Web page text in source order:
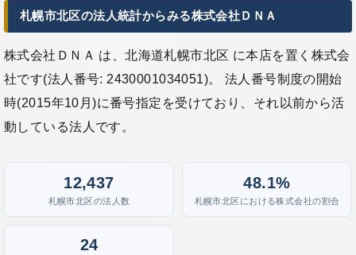
札幌市北区の法人統計からみる株式会社ＤＮＡ
株式会社ＤＮＡ は、北海道札幌市北区 に本店を置く株式会
社です(法人番号: 2430001034051)。 法人番号制度の開始
時(2015年10月)に番号指定を受けており、それ以前から活
動している法人です。
12,437
札幌市北区の法人数
48.1%
札幌市北区における株式会社の割合
24